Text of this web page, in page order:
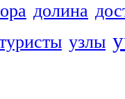
долина
узлы